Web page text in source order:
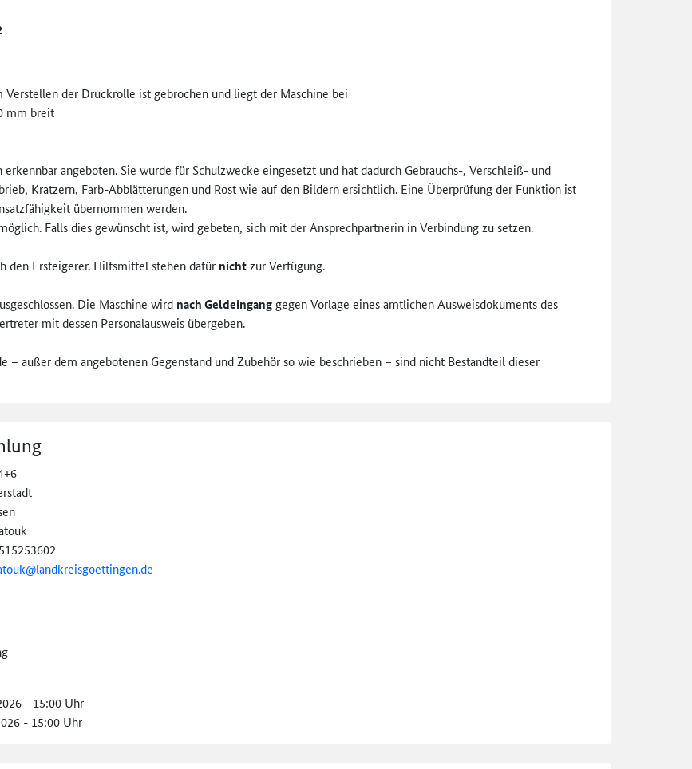
der Druckrolle ist gebrochen und liegt der Maschine bei
mm breit
angeboten. Sie wurde für Schulzwecke eingesetzt und hat dadurch Gebrauchs-, Verschleiß- und
Kratzern, Farb-Abblätterungen und Rost wie auf den Bildern ersichtlich. Eine Überprüfung der Funktion ist
übernommen werden.
Falls dies gewünscht ist, wird gebeten, sich mit der Ansprechpartnerin in Verbindung zu setzen.
den Ersteigerer. Hilfsmittel stehen dafür nichtzur Verfügung.
Die Maschine wird nach Geldeingang gegen Vorlage eines amtlichen Ausweisdokuments des
mit dessen Personalausweis übergeben.
außer dem angebotenen Gegenstand und Zubehör so wie beschrieben – sind nicht Bestandteil dieser
landkreisgoettingen.de
- 15:00 Uhr
- 15:00 Uhr